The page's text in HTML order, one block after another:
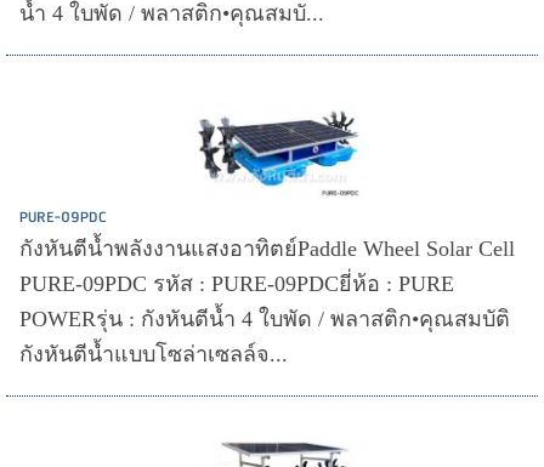
น้ำ 4 ใบพัด / พลาสติก•คุณสมบั...
PURE-09PDC
กังหันตีน้ำพลังงานแสงอาทิตย์Paddle Wheel Solar Cell
PURE-09PDC รหัส : PURE-09PDCยี่ห้อ : PURE
POWERรุ่น : กังหันตีน้ำ 4 ใบพัด / พลาสติก•คุณสมบัติ
กังหันตีน้ำแบบโซล่าเซลล์จ...